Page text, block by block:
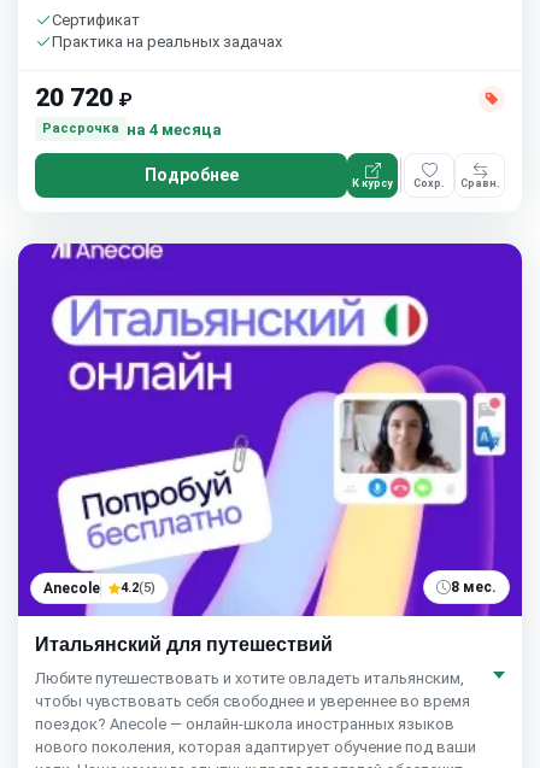
Сертификат
Практика на реальных задачах
20 720 ₽
Рассрочка на 4 месяца
Подробнее К курсу Сохр. Сравн.
Anecole 4.2(5) 8 мес.
Итальянский для путешествий
Любите путешествовать и хотите овладеть итальянским,
чтобы чувствовать себя свободнее и увереннее во время
поездок? Anecole — онлайн-школа иностранных языков
нового поколения, которая адаптирует обучение под ваши